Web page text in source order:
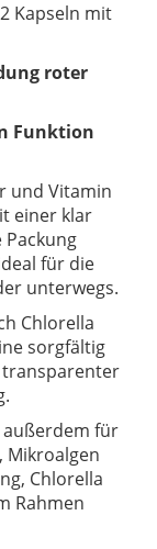
Kapseln mit
roter
Funktion
und Vitamin
einer klar
für die
unterwegs.
Chlorella
sorgfältig
transparenter
für
Mikroalgen
Chlorella
Rahmen